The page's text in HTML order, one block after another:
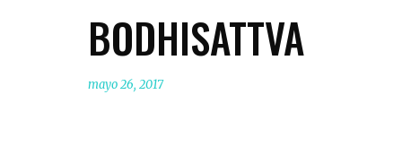
BODHISATTVA
mayo 26, 2017